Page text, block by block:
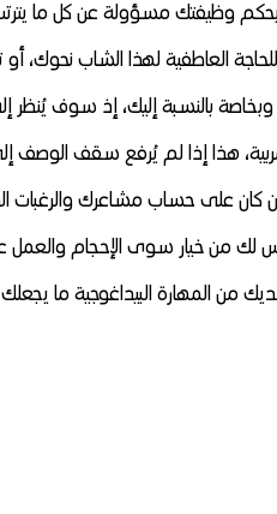
بحكم وظيفتك مسؤولة عن كل ما
العاطفية لهذا الشاب نحوك، أو
بالنسبة إليك، إذ سوف يُنظر
هذا إذا لم يُرفع سقف
كان على حساب مشاعرك والرغبات
من خيار سوى الإحجام والعمل
من المهارة البيداغوجية ما